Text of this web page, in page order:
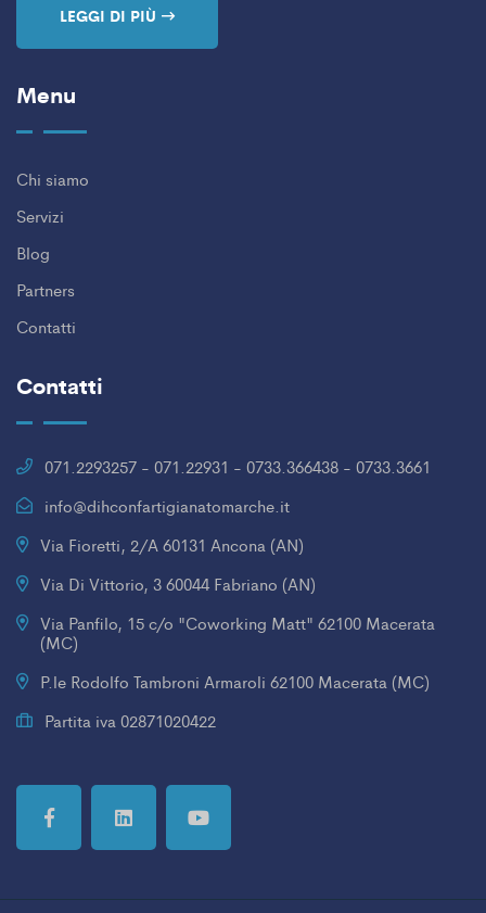
LEGGI DI PIÙ
Menu
Chi siamo
Servizi
Blog
Partners
Contatti
Contatti
071.2293257 - 071.22931 - 0733.366438 - 0733.3661
info@dihconfartigianatomarche.it
Via Fioretti, 2/A 60131 Ancona (AN)
Via Di Vittorio, 3 60044 Fabriano (AN)
Via Panfilo, 15 c/o "Coworking Matt" 62100 Macerata
(MC)
P.le Rodolfo Tambroni Armaroli 62100 Macerata (MC)
Partita iva 02871020422